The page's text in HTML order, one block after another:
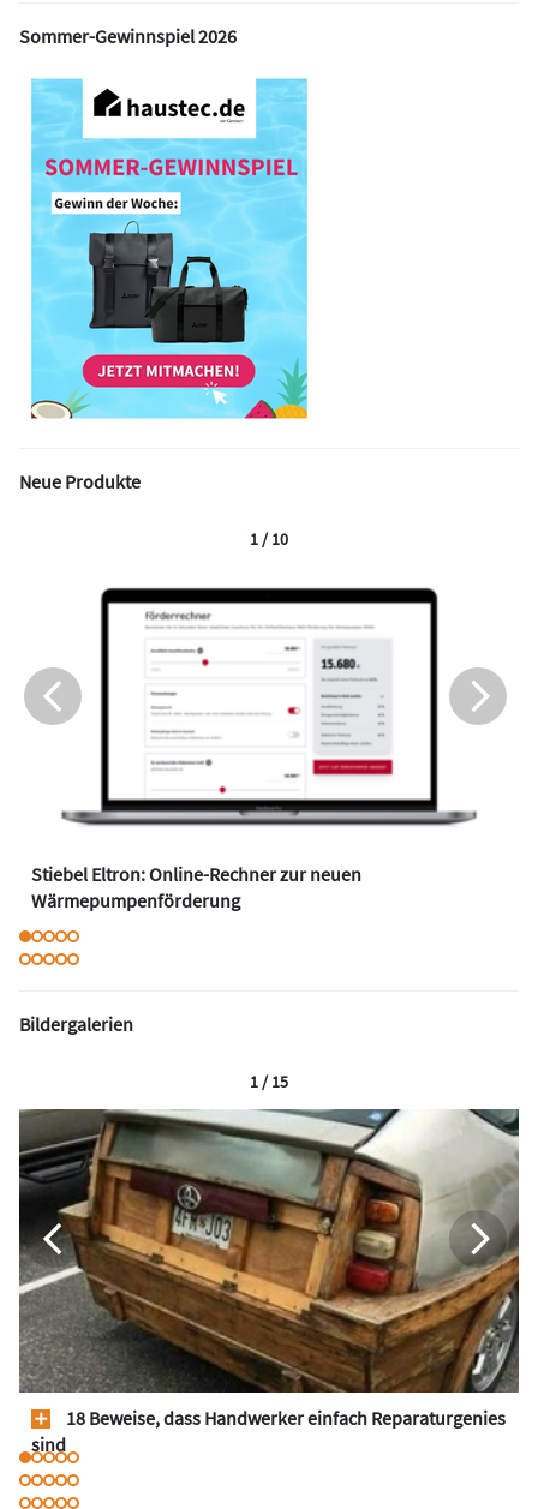
Sommer-Gewinnspiel 2026
Neue Produkte
Stiebel Eltron: Online-Rechner zur neuen
Wärmepumpenförderung
1 / 10
Bildergalerien
18 Beweise, dass Handwerker einfach Reparaturgenies
sind
1 / 15